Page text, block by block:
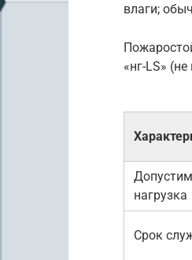
влаги;
«нг-LS»
нагрузка
Срок